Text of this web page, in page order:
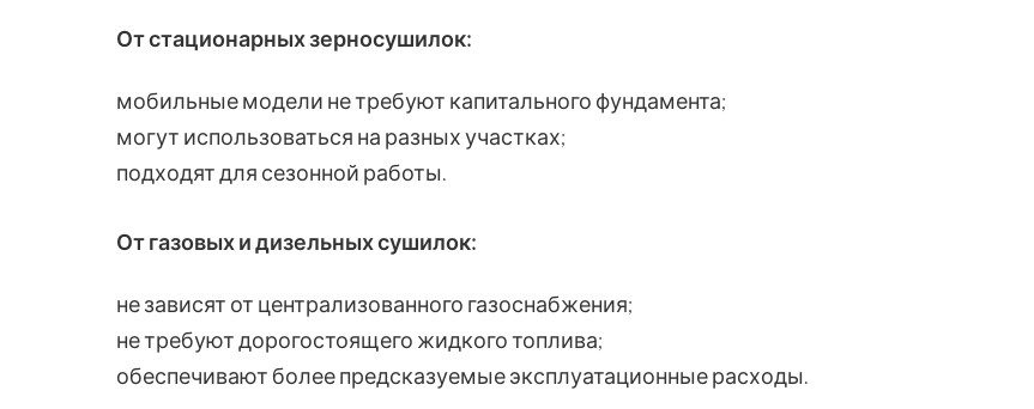
От стационарных зерносушилок:
мобильные модели не требуют капитального фундамента;
могут использоваться на разных участках;
подходят для сезонной работы.
От газовых и дизельных сушилок:
не зависят от централизованного газоснабжения;
не требуют дорогостоящего жидкого топлива;
обеспечивают более предсказуемые эксплуатационные расходы.